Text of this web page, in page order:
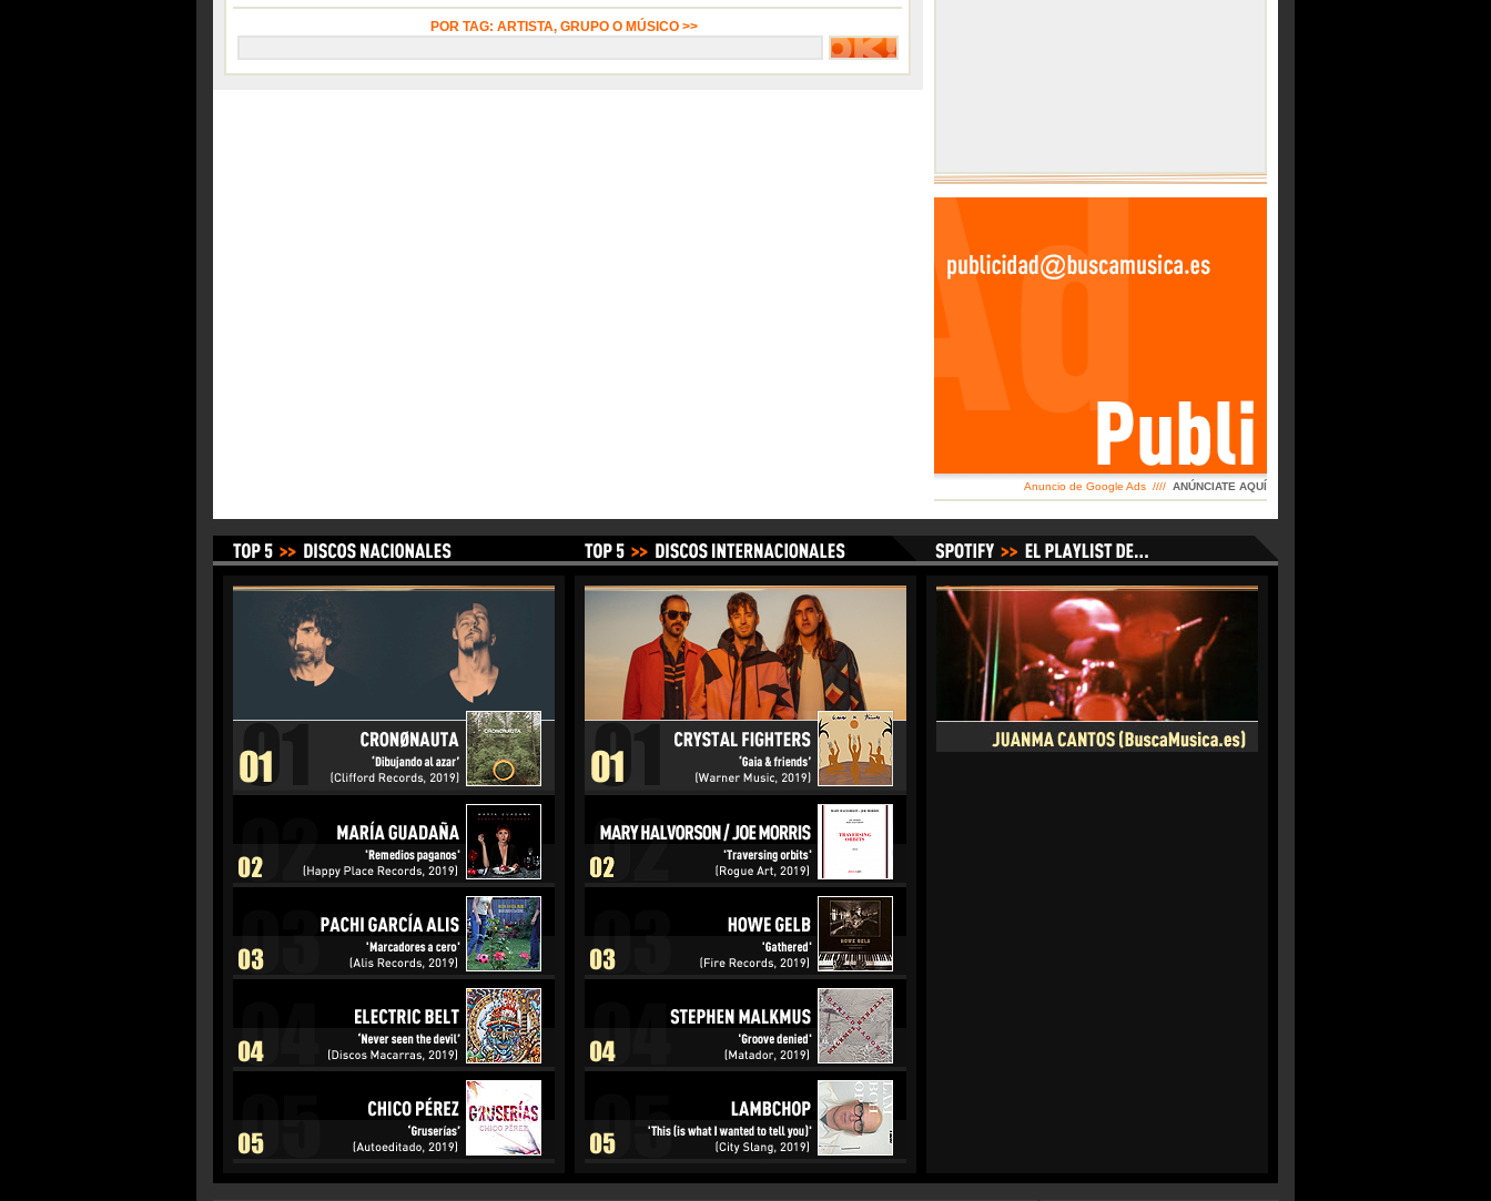
POR TAG: ARTISTA, GRUPO O MÚSICO >>
Anuncio de Google Ads //// ANÚNCIATE AQUÍ